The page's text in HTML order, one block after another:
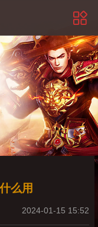
么用
2024-01-15 15:52